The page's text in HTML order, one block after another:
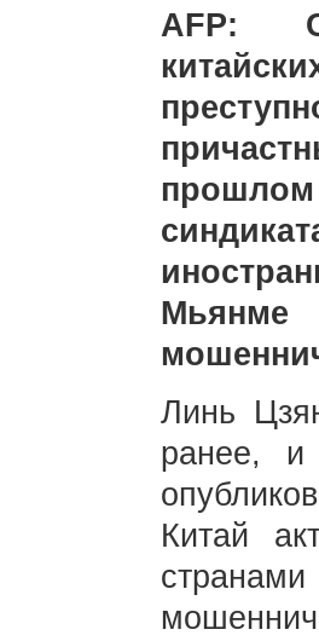
AFP:
прошлом
Линь
ранее, и
Китай